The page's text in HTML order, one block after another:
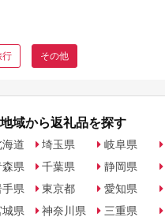
行 その他
地域から返礼品を探す
海道
森県
手県
城県
埼玉県
千葉県
東京都
神奈川県
岐阜県
静岡県
愛知県
三重県